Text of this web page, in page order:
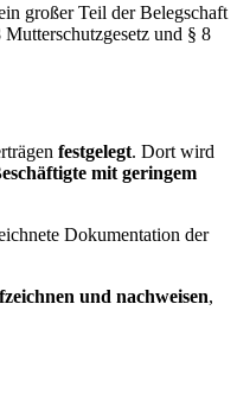
großer Teil der Belegschaft
und § 8
festgelegt. Dort wird
mit geringem
Dokumentation der
und nachweisen,